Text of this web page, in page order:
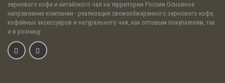
зернового кофе и китайского чая на территории России.Основное
направление компании - реализация свежеобжаренного зернового кофе,
кофейных аксессуаров и натурального чая, как оптовым покупателям, так
и в розницу.